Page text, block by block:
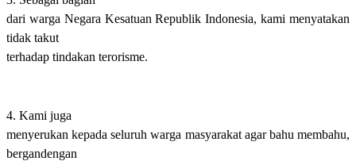
dari warga Negara Kesatuan Republik Indonesia, kami menyatakan
tidak takut
terhadap tindakan terorisme.
4. Kami juga
menyerukan kepada seluruh warga masyarakat agar bahu membahu,
bergandengan